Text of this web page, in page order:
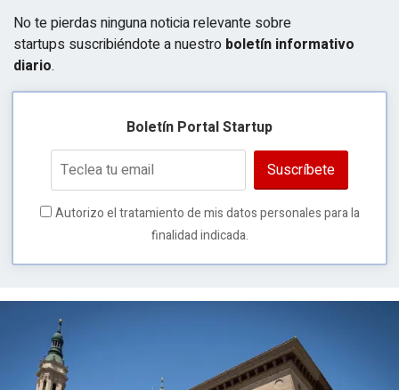
No te pierdas ninguna noticia relevante sobre
startups suscribiéndote a nuestro boletín informativo
diario.
Boletín Portal Startup
Suscríbete
Autorizo el tratamiento de mis datos personales para la
finalidad indicada.